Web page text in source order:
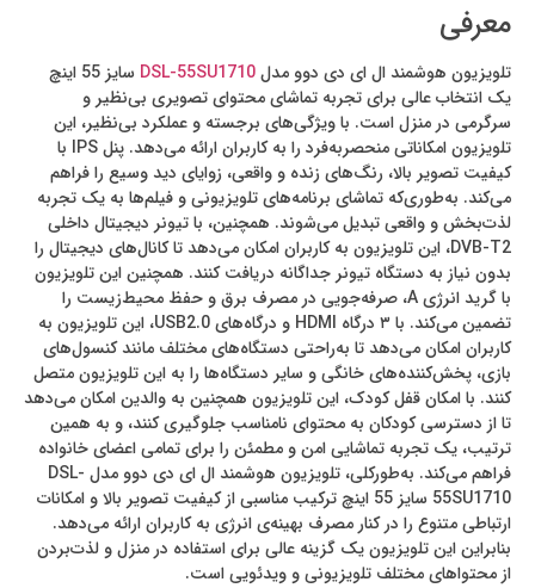
معرفی
تلویزیون هوشمند ال‌ ای‌ دی دوو مدلDSL-55SU1710
سایز 55 اینچ
یک انتخاب عالی برای تجربه تماشای محتوای تصویری بی‌نظیر و
سرگرمی در منزل است. با ویژگی‌های برجسته و عملکرد بی‌نظیر، این
تلویزیون امکاناتی منحصربه‌فرد را به کاربران ارائه می‌دهد. پنل IPS با
کیفیت تصویر بالا، رنگ‌های زنده و واقعی، زوایای دید وسیع را فراهم
می‌کند. به‌طوری‌که تماشای برنامه‌های تلویزیونی و فیلم‌ها به یک تجربه
لذت‌بخش و واقعی تبدیل می‌شوند. همچنین، با تیونر دیجیتال داخلی
DVB-T2، این تلویزیون به کاربران امکان می‌دهد تا کانال‌های دیجیتال را
بدون نیاز به دستگاه تیونر جداگانه دریافت کنند. همچنین این تلویزیون
با گرید انرژی A، صرفه‌جویی در مصرف برق و حفظ محیط‌زیست را
تضمین می‌کند. با ۳ درگاه HDMI و درگاه‌های USB2.0، این تلویزیون به
کاربران امکان می‌دهد تا به‌راحتی دستگاه‌های مختلف مانند کنسول‌های
بازی، پخش‌کننده‌های خانگی و سایر دستگاه‌ها را به این تلویزیون متصل
کنند. با امکان قفل کودک، این تلویزیون همچنین به والدین امکان می‌دهد
تا از دسترسی کودکان به محتوای نامناسب جلوگیری کنند، و به همین
ترتیب، یک تجربه تماشایی امن و مطمئن را برای تمامی اعضای خانواده
فراهم می‌کند. به‌طورکلی، تلویزیون هوشمند ال‌ ای‌ دی دوو مدل DSL-
55SU1710 سایز 55 اینچ ترکیب مناسبی از کیفیت تصویر بالا و امکانات
ارتباطی متنوع را در کنار مصرف بهینه‌ی انرژی به کاربران ارائه می‌دهد.
بنابراین این تلویزیون یک گزینه عالی برای استفاده در منزل و لذت‌بردن
از محتواهای مختلف تلویزیونی و ویدئویی است.